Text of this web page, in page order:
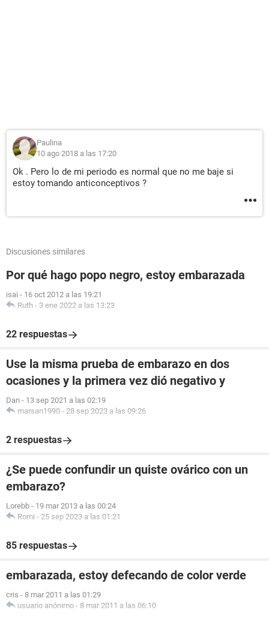
Paulina
10 ago 2018 a las 17:20
Ok . Pero lo de mi periodo es normal que no me baje si
estoy tomando anticonceptivos ?
Discusiones similares
Por qué hago popo negro, estoy embarazada
isai - 16 oct 2012 a las 19:21
Ruth - 3 ene 2022 a las 13:23
22 respuestas
Use la misma prueba de embarazo en dos
ocasiones y la primera vez dió negativo y
Dan - 13 sep 2021 a las 02:19
marsan1990 - 28 sep 2023 a las 09:26
2 respuestas
¿Se puede confundir un quiste ovárico con un
embarazo?
Lorebb - 19 mar 2013 a las 00:24
Romi - 25 sep 2023 a las 01:21
85 respuestas
embarazada, estoy defecando de color verde
cris - 8 mar 2011 a las 01:29
usuario anónimo - 8 mar 2011 a las 06:10